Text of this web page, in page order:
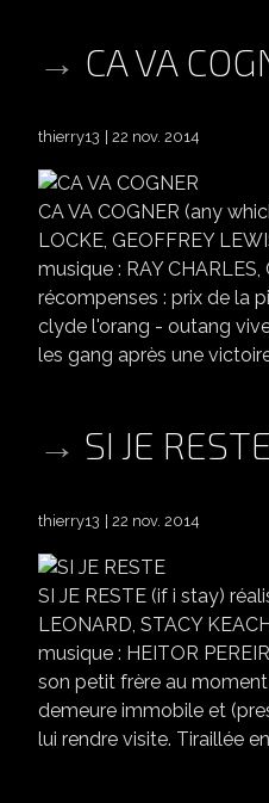
CA VA
thierry13 22 nov. 2014
CA VA COGNER (any
LOCKE, GEOFFREY
musique : RAY
récompenses : prix de la
clyde l'orang - outang
les gang après une
SI JE RESTE
thierry13 22 nov. 2014
SI JE RESTE (if i stay)
LEONARD, STACY
musique : HEITOR
son petit frère au
demeure immobile et
lui rendre visite. Tiraillée